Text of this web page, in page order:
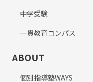
中学受験
一貫教育コンパス
ABOUT
個別指導塾WAYS